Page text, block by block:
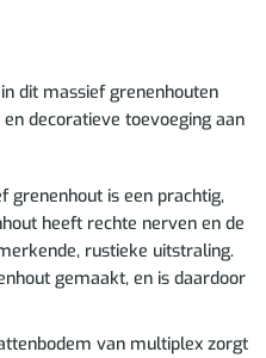
dit massief grenenhouten
decoratieve toevoeging aan
grenenhout is een prachtig,
heeft rechte nerven en de
rustieke uitstraling.
gemaakt, en is daardoor
van multiplex zorgt